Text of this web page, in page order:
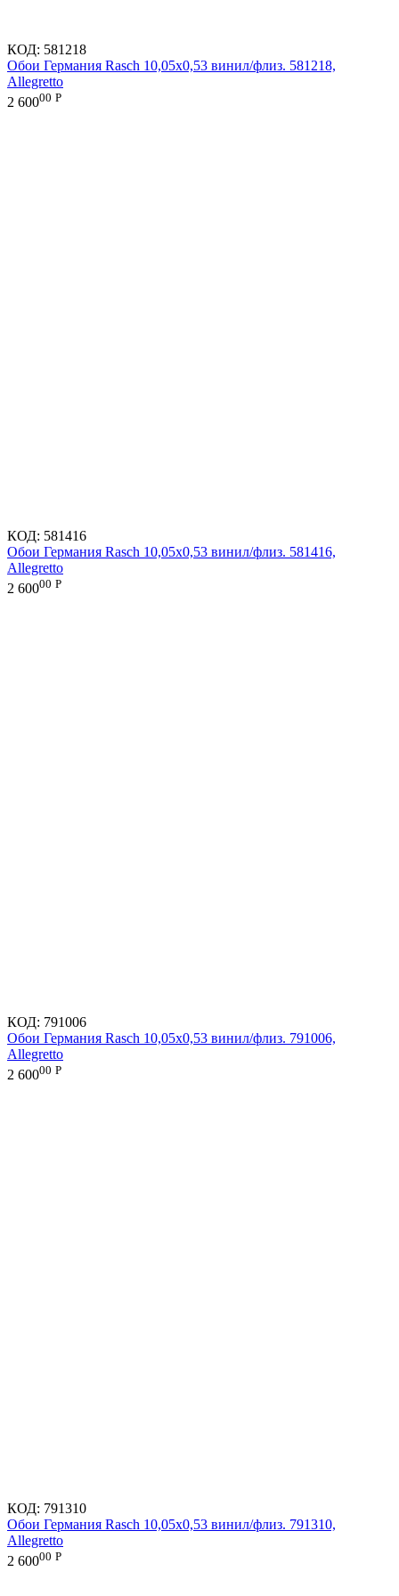
КОД: 581218
Обои Германия Rasch 10,05x0,53 винил/флиз. 581218,
Allegretto
2 60000 Р
КОД: 581416
Обои Германия Rasch 10,05x0,53 винил/флиз. 581416,
Allegretto
2 60000 Р
КОД: 791006
Обои Германия Rasch 10,05x0,53 винил/флиз. 791006,
Allegretto
2 60000 Р
КОД: 791310
Обои Германия Rasch 10,05x0,53 винил/флиз. 791310,
Allegretto
2 60000 Р